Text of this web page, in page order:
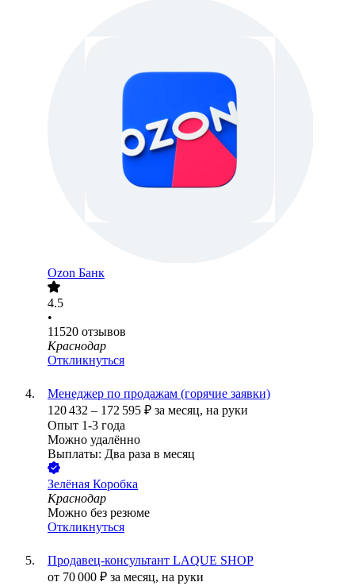
Ozon Банк
4.5
•
11520 отзывов
Краснодар
Откликнуться
Менеджер по продажам (горячие заявки)
120 432 – 172 595 ₽ за месяц, на руки
Опыт 1-3 года
Можно удалённо
Выплаты: Два раза в месяц
Зелёная Коробка
Краснодар
Можно без резюме
Откликнуться
Продавец-консультант LAQUE SHOP
от 70 000 ₽ за месяц, на руки